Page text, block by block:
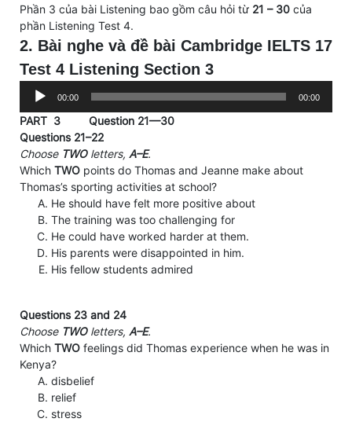
Phần 3 của bài Listening bao gồm câu hỏi từ 21 – 30 của
phần Listening Test 4.
2. Bài nghe và đề bài Cambridge IELTS 17
Test 4 Listening Section 3
Trình
phát
âm
thanh
00:00 00:00
PART 3 Question 21—30
Questions 21–22
Choose TWO letters, A–E.
Which TWO points do Thomas and Jeanne make about
Thomas’s sporting activities at school?
He should have felt more positive about
The training was too challenging for
He could have worked harder at them.
His parents were disappointed in him.
His fellow students admired
Questions 23 and 24
Choose TWO letters, A–E.
Which TWO feelings did Thomas experience when he was in
Kenya?
disbelief
relief
stress